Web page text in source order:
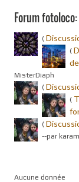
Forum fotoloco:
(
(
MisterDiaph
(
(
(
--par
Aucune donnée